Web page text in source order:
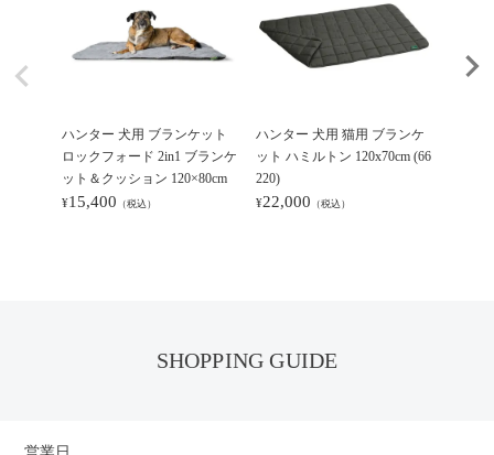
ハンター 犬用 ブランケット
ロックフォード 2in1 ブランケ
ット＆クッション 120×80cm
¥15,400 （税込）
ハンター 犬用 猫用 ブランケ
ット ハミルトン 120x70cm (66
220)
¥22,000 （税込）
SHOPPING GUIDE